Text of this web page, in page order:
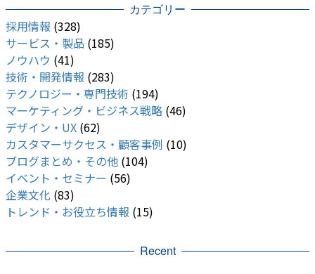
カテゴリー
採用情報 (328)
サービス・製品 (185)
ノウハウ (41)
技術・開発情報 (283)
テクノロジー・専門技術 (194)
マーケティング・ビジネス戦略 (46)
デザイン・UX (62)
カスタマーサクセス・顧客事例 (10)
ブログまとめ・その他 (104)
イベント・セミナー (56)
企業文化 (83)
トレンド・お役立ち情報 (15)
Recent